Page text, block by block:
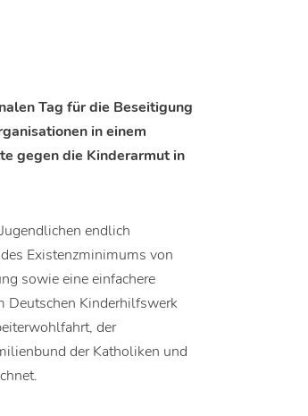
Tag für die Beseitigung
in einem
gegen die Kinderarmut in
endlich
Existenzminimums von
sowie eine einfachere
Deutschen Kinderhilfswerk
der
der Katholiken und